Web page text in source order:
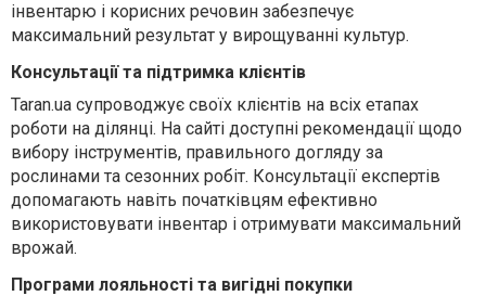
інвентарю і корисних речовин забезпечує
максимальний результат у вирощуванні культур.
Консультації та підтримка клієнтів
Taran.ua супроводжує своїх клієнтів на всіх етапах
роботи на ділянці. На сайті доступні рекомендації щодо
вибору інструментів, правильного догляду за
рослинами та сезонних робіт. Консультації експертів
допомагають навіть початківцям ефективно
використовувати інвентар і отримувати максимальний
врожай.
Програми лояльності та вигідні покупки